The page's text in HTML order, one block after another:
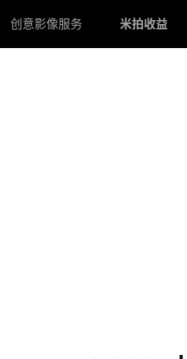
创意影像服务 米拍收益